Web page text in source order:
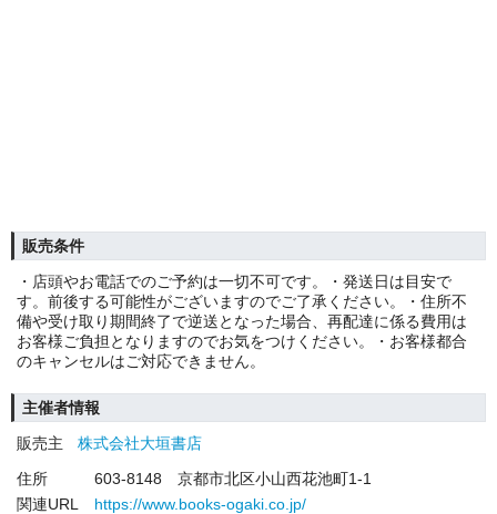
販売条件
・店頭やお電話でのご予約は一切不可です。・発送日は目安で
す。前後する可能性がございますのでご了承ください。・住所不
備や受け取り期間終了で逆送となった場合、再配達に係る費用は
お客様ご負担となりますのでお気をつけください。・お客様都合
のキャンセルはご対応できません。
主催者情報
販売主
株式会社大垣書店
住所
603-8148 京都市北区小山西花池町1-1
関連URL
https://www.books-ogaki.co.jp/